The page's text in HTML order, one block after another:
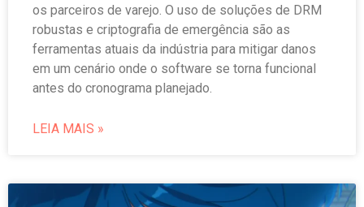
os parceiros de varejo. O uso de soluções de DRM
robustas e criptografia de emergência são as
ferramentas atuais da indústria para mitigar danos
em um cenário onde o software se torna funcional
antes do cronograma planejado.
LEIA MAIS »